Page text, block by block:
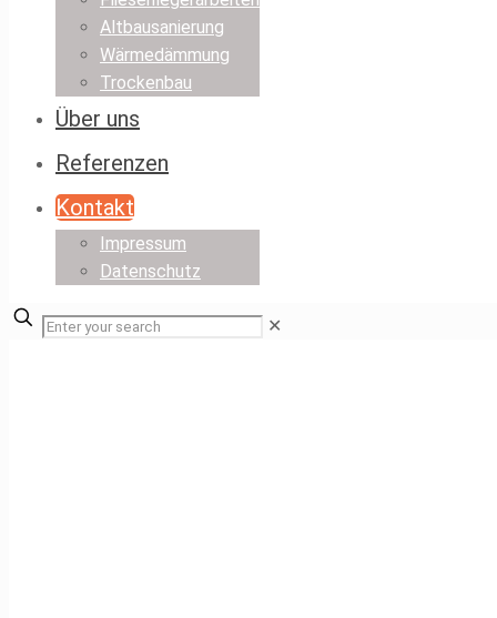
Altbausanierung
Wärmedämmung
Trockenbau
Über uns
Referenzen
Kontakt
Impressum
Datenschutz
✕